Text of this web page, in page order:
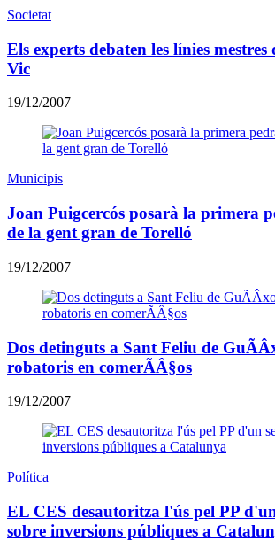
Societat
Els experts debaten les línies
Vic
19/12/2007
Municipis
Joan Puigcercós posarà la primera
de la gent gran de Torelló
19/12/2007
Dos detinguts a Sant Feliu de
robatoris en comerÃÂ§os
19/12/2007
Política
EL CES desautoritza l'ús pel PP
sobre inversions públiques a